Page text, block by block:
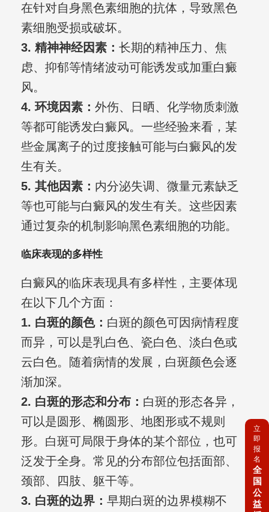
在针对自身黑色素细胞的抗体，导致黑色
素细胞受损或破坏。
3. 精神神经因素： 长期的精神压力、焦
虑、抑郁等情绪波动可能诱发或加重白癜
风。
4. 环境因素： 外伤、日晒、化学物质刺激
等都可能诱发白癜风。一些经验来看，某
些金属离子的过度接触可能与白癜风的发
生有关。
5. 其他因素： 内分泌失调、微量元素缺乏
等也可能与白癜风的发生有关。这些因素
通过复杂的机制影响黑色素细胞的功能。
临床表现的多样性
白癜风的临床表现具有多样性，主要体现
在以下几个方面：
1. 白斑的颜色： 白斑的颜色可因病情程度
而异，可以是乳白色、瓷白色、淡白色或
云白色。随着病情的发展，白斑颜色会逐
渐加深。
2. 白斑的形态和分布： 白斑的形态各异，
可以是圆形、椭圆形、地图形或不规则
形。白斑可局限于身体的某个部位，也可
泛发于全身。常见的分布部位包括面部、
颈部、四肢、躯干等。
3. 白斑的边界： 早期白斑的边界模糊不
立
即
报
名
全
国
公
益